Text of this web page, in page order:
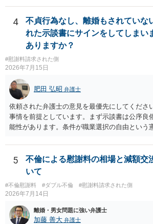
る旨の交渉をすることが妥当かどうかとい
公序良俗に反するような金額では、その条項自
が、 ２００万円でも、５０万円でも、公序
とはいえないと考えますので、 結局は、妥
も、ご自身が納得できるかどうかという基準で
と思います。 そのうえで、合意できるかは
否かにかかってはきますが。 ４ 質問④ ご
できないのですが、 清算条項を記載しない
クがありますので、むしろ、原則としては、清
であるとお考えいただくといいです。 ご質問
すが、可能であれば、ご依頼になるかは別とし
直接相談されて、 今後の対応についてアドバ
お勧めいたします。 ご参考にしていただけれ
るパターンはありえるものの、本件のような精
明確にいえないような案件において開示がなさ
はないかと推察します。
4
不貞行為なし、離婚もされていな
れた示談書にサインをしてしまい
ありますか？
#慰謝料請求された側
2026年7月15日
肥田 弘昭 弁護士
依頼された弁護士の意見を最優先にしてくださ
事情を前提としています。まず示談書は公序良
能性があります。条件が職業選択の自由という
可能性もあるかと思います。ご参考にしてくだ
5
不倫による慰謝料の相場と減額交
いて
#不倫慰謝料 #ダブル不倫 #慰謝料請求された側
2026年7月14日
離婚・男女問題に強い弁護士
加藤 善大 弁護士